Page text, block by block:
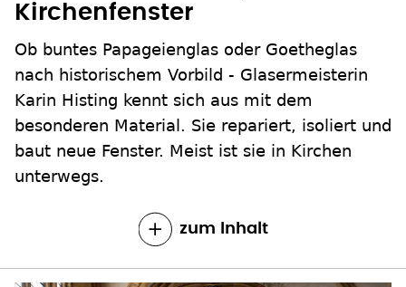
Kirchenfenster
Ob buntes Papageienglas oder Goetheglas
nach historischem Vorbild - Glasermeisterin
Karin Histing kennt sich aus mit dem
besonderen Material. Sie repariert, isoliert und
baut neue Fenster. Meist ist sie in Kirchen
unterwegs.
zum Inhalt